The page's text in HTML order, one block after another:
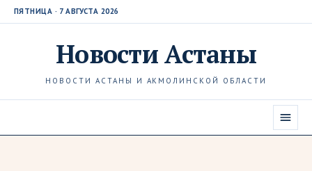
ПЯТНИЦА · 7 АВГУСТА 2026
НовостиАстаны
НОВОСТИ АСТАНЫ И АКМОЛИНСКОЙ ОБЛАСТИ